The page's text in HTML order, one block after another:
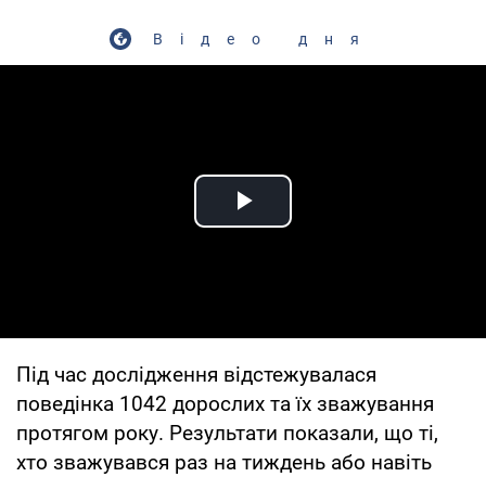
Відео дня
Play Video
Під час дослідження відстежувалася
поведінка 1042 дорослих та їх зважування
протягом року. Результати показали, що ті,
хто зважувався раз на тиждень або навіть